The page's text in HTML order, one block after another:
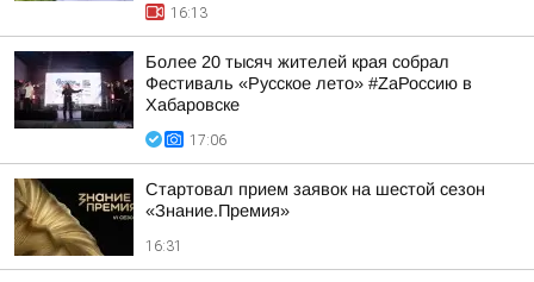
16:13
Более 20 тысяч жителей края собрал
Фестиваль «Русское лето» #ZaРоссию в
Хабаровске
17:06
Стартовал прием заявок на шестой сезон
«Знание.Премия»
16:31